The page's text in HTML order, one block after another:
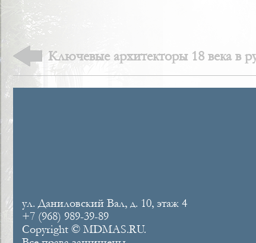
Ключевые архитекторы 18 века в
зодчестве
ул. Даниловский Вал, д. 10, этаж 4
+7 (968) 989-39-89
Copyright © MDMAS.RU.